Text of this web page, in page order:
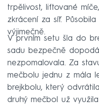
trpělivost, liftované
zkrácení za síť.
výjimečně.
V prvním setu šla do
sadu bezpečně
nezpomalovala. Za
mečbolu jednu z mála
brejkbolu, který
druhý mečbol už